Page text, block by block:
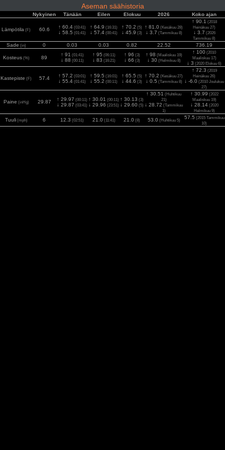
Aseman säähistoria
Nykyinen Tänään Eilen Elokuu 2026 Koko ajan
Lämpötila (F) 60.6 ↑ 60.4 (03:41)
↓ 58.5 (01:41)
↑ 64.9 (16:31)
↓ 57.4 (00:41)
↑ 70.2 (5)
↓ 45.9 (3)
↑ 81.0 (Kesäkuu 28)
↓ 3.7 (Tammikuu 8)
↑ 90.1 (2018
Heinäkuu 27)
↓ 3.7 (2026
Tammikuu 8)
Sade (in) 0 0.03 0.03 0.82 22.52 736.19
Kosteus(%) 89
↑ 91 (01:41)
↓ 88 (00:11)
↑ 95 (06:11)
↓ 83 (16:21)
↑ 96 (3)
↓ 66 (3)
↑ 98 (Maaliskuu 19)
↓ 30(Helmikuu 8)
↑ 100 (2010
Maaliskuu 17)
↓ 3 (2020 Elokuu 6)
Kastepiste (F) 57.4 ↑ 57.2 (03:01)
↓ 55.4 (01:41)
↑ 59.5 (16:01)
↓ 55.2 (00:11)
↑ 65.5 (5)
↓ 44.6 (3)
↑ 70.2 (Kesäkuu 27)
↓ 0.5 (Tammikuu 8)
↑ 72.3 (2019
Heinäkuu 26)
↓ -6.0 (2010 Joulukuu
27)
Paine (inHg) 29.87 ↑ 29.97 (00:11)
↓ 29.87 (03:41)
↑ 30.01 (00:11)
↓ 29.96 (23:51)
↑ 30.13 (3)
↓ 29.60 (5)
↑ 30.51 (Huhtikuu
21)
↓ 28.72 (Tammikuu
1)
↑ 30.99 (2022
Maaliskuu 19)
↓ 28.14(2020
Helmikuu 9)
Tuuli(mph) 6 12.3 (02:51) 21.0(11:41) 21.0 (8) 53.0(Huhtikuu 5) 57.5 (2015 Tammikuu
10)